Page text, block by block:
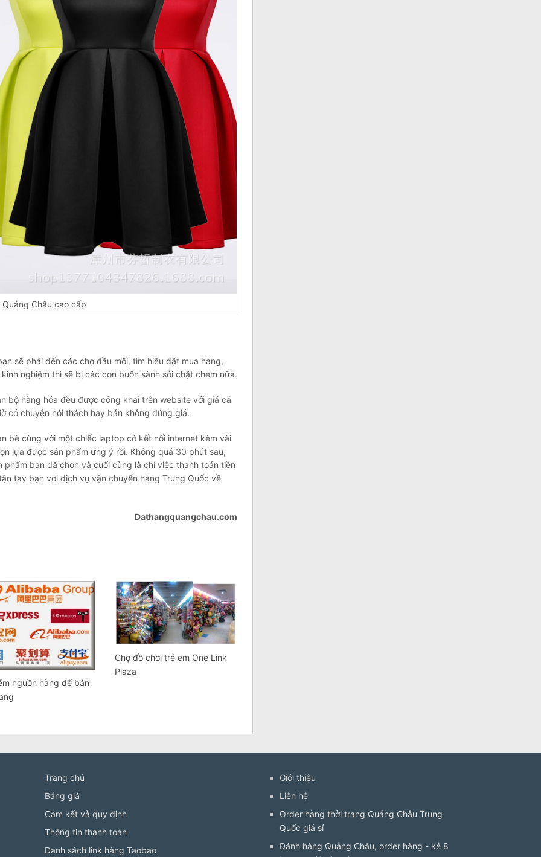
Quảng Châu cao cấp
sẽ phải đến các chợ đầu mối, tìm hiểu đặt mua hàng,
nghiệm thì sẽ bị các con buôn sành sỏi chặt chém nữa.
bộ hàng hóa đều được công khai trên website với giá cả
có chuyện nói thách hay bán không đúng giá.
bè cùng với một chiếc laptop có kết nối internet kèm vài
lựa được sản phẩm ưng ý rồi. Không quá 30 phút sau,
bạn đã chọn và cuối cùng là chỉ việc thanh toán tiền
tay bạn với dịch vụ vận chuyển hàng Trung Quốc về
Dathangquangchau.com
nguồn hàng để bán
Chợ đồ chơi trẻ em One Link
Plaza
Trang chủ
Bảng giá
Cam kết và quy định
Thông tin thanh toán
Danh sách link hàng Taobao
Giới thiệu
Liên hệ
Order hàng thời trang Quảng Châu Trung
Quốc giá sỉ
Đánh hàng Quảng Châu, order hàng - kẻ 8